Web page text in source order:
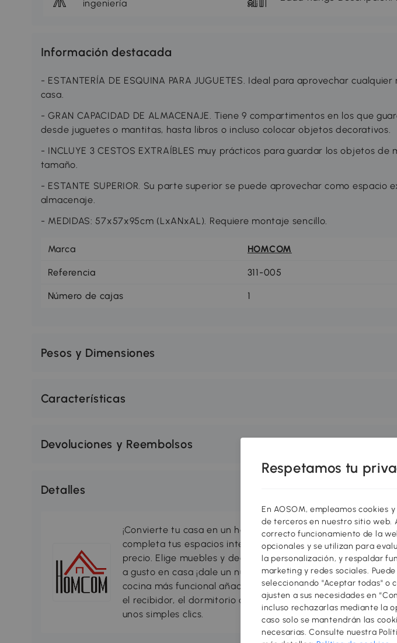
ingeniería
Información destacada
- ESTANTERÍA DE ESQUINA PARA JUGUETES. Ideal para aprovechar
casa.
- GRAN CAPACIDAD DE ALMACENAJE. Tiene 9 compartimentos en los que
desde juguetes o mantitas, hasta libros o incluso colocar objetos decorativos.
- INCLUYE 3 CESTOS EXTRAÍBLES muy prácticos para guardar los objetos de
tamaño.
- ESTANTE SUPERIOR. Su parte superior se puede aprovechar como espacio
almacenaje.
- MEDIDAS: 57x57x95cm (LxANxAL). Requiere montaje sencillo.
Marca HOMCOM
Referencia 311-005
Número de cajas 1
Pesos y Dimensiones
Características
Devoluciones y Reembolsos
Detalles
¡Convierte tu casa en un hogar acogedor y funcional!
completa tus espacios interiores con muebles de diseño al
precio. Elige muebles y decoración entre varios estilos para
a gusto en casa ¡dale un nuevo toque a tu hogar! Puedes
cocina más funcional añadiendo almacenamiento, mejorar
el recibidor, el dormitorio o cualquier estancia que necesites
unos simples clics.
Respetamos tu
En AOSOM, empleamos cookies
de terceros en nuestro sitio web.
correcto funcionamiento de la
opcionales y se utilizan para
la personalización, y respaldar
marketing y redes sociales.
seleccionando "Aceptar todas" o
ajusten a sus necesidades en
incluso rechazarlas mediante la
caso solo se mantendrán las
necesarias. Consulte nuestra